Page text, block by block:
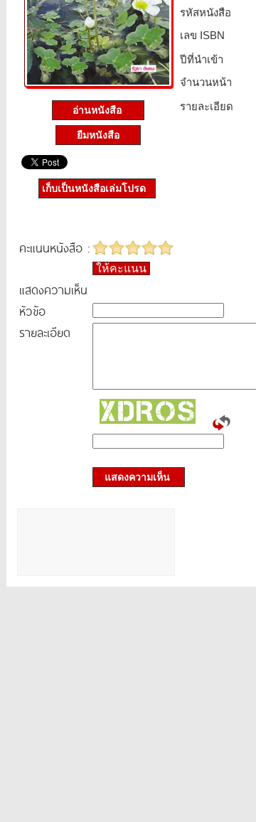
อ่านหนังสือ
ยืมหนังสือ
รหัสหนังสือ­
เลข ISBN
ปีที่นำเข้า
จำนวนหน้า
รายละเอียด
เก็บเป็นหนังสือเล่มโปรด
คะแนนหนังสือ :
ให้คะแนน
แสดงความเห็น
หัวข้อ
รายละเอียด
แสดงความเห็น